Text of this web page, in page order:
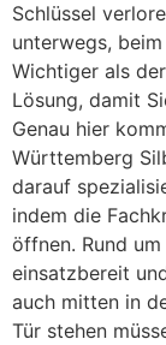
Schlüssel
unterwegs,
Wichtiger als
Lösung, damit
Genau hier
Württemberg
darauf
indem die
öffnen. Rund
einsatzbereit
auch mitten in
Tür stehen